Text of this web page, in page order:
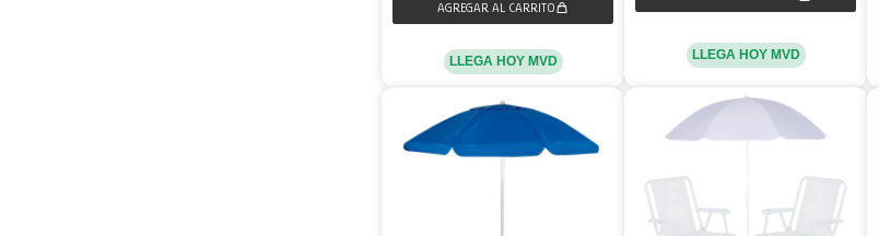
LLEGA HOY MVD LLEGA HOY MVD